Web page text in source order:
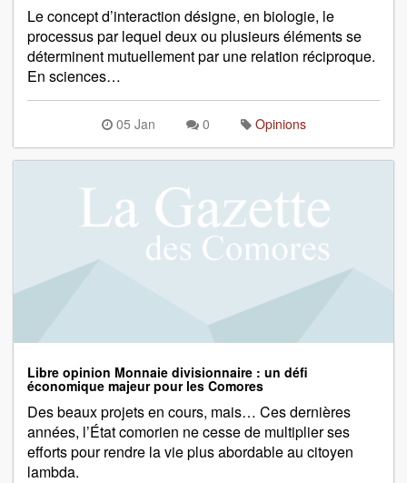
Le concept d’interaction désigne, en biologie, le
processus par lequel deux ou plusieurs éléments se
déterminent mutuellement par une relation réciproque.
En sciences…
05 Jan 0 Opinions
Libre opinion Monnaie divisionnaire : un défi
économique majeur pour les Comores
Des beaux projets en cours, mais… Ces dernières
années, l’État comorien ne cesse de multiplier ses
efforts pour rendre la vie plus abordable au citoyen
lambda.